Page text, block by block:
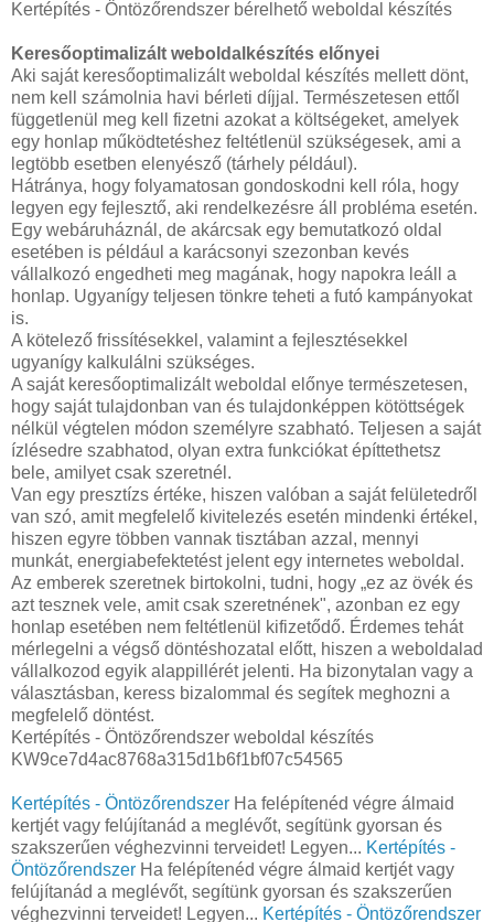
Kertépítés - Öntözőrendszer bérelhető weboldal készítés
Keresőoptimalizált weboldalkészítés előnyei
Aki saját keresőoptimalizált weboldal készítés mellett dönt,
nem kell számolnia havi bérleti díjjal. Természetesen ettől
függetlenül meg kell fizetni azokat a költségeket, amelyek
egy honlap működtetéshez feltétlenül szükségesek, ami a
legtöbb esetben elenyésző (tárhely például).
Hátránya, hogy folyamatosan gondoskodni kell róla, hogy
legyen egy fejlesztő, aki rendelkezésre áll probléma esetén.
Egy webáruháznál, de akárcsak egy bemutatkozó oldal
esetében is például a karácsonyi szezonban kevés
vállalkozó engedheti meg magának, hogy napokra leáll a
honlap. Ugyanígy teljesen tönkre teheti a futó kampányokat
is.
A kötelező frissítésekkel, valamint a fejlesztésekkel
ugyanígy kalkulálni szükséges.
A saját keresőoptimalizált weboldal előnye természetesen,
hogy saját tulajdonban van és tulajdonképpen kötöttségek
nélkül végtelen módon személyre szabható. Teljesen a saját
ízlésedre szabhatod, olyan extra funkciókat építtethetsz
bele, amilyet csak szeretnél.
Van egy presztízs értéke, hiszen valóban a saját felületedről
van szó, amit megfelelő kivitelezés esetén mindenki értékel,
hiszen egyre többen vannak tisztában azzal, mennyi
munkát, energiabefektetést jelent egy internetes weboldal.
Az emberek szeretnek birtokolni, tudni, hogy „ez az övék és
azt tesznek vele, amit csak szeretnének", azonban ez egy
honlap esetében nem feltétlenül kifizetődő. Érdemes tehát
mérlegelni a végső döntéshozatal előtt, hiszen a weboldalad
vállalkozod egyik alappillérét jelenti. Ha bizonytalan vagy a
választásban, keress bizalommal és segítek meghozni a
megfelelő döntést.
Kertépítés - Öntözőrendszer weboldal készítés
KW9ce7d4ac8768a315d1b6f1bf07c54565
Kertépítés - Öntözőrendszer Ha felépítenéd végre álmaid
kertjét vagy felújítanád a meglévőt, segítünk gyorsan és
szakszerűen véghezvinni terveidet! Legyen... Kertépítés -
Öntözőrendszer Ha felépítenéd végre álmaid kertjét vagy
felújítanád a meglévőt, segítünk gyorsan és szakszerűen
véghezvinni terveidet! Legyen... Kertépítés - Öntözőrendszer